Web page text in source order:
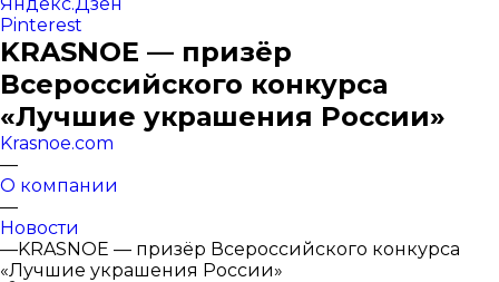
Pinterest
KRASNOE — призёр
Всероссийского конкурса
«Лучшие украшения России»
Krasnoe.com
—
О компании
—
Новости
—KRASNOE — призёр Всероссийского конкурса
«Лучшие украшения России»